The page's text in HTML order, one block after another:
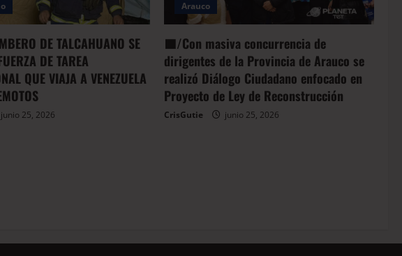
DE TALCAHUANO SE
DE TAREA
QUE VIAJA A VENEZUELA
junio 25, 2026
Arauco
🟦/Con masiva concurrencia de
dirigentes de la Provincia de Arauco se
realizó Diálogo Ciudadano enfocado en
Proyecto de Ley de Reconstrucción
CrisGutie junio 25, 2026